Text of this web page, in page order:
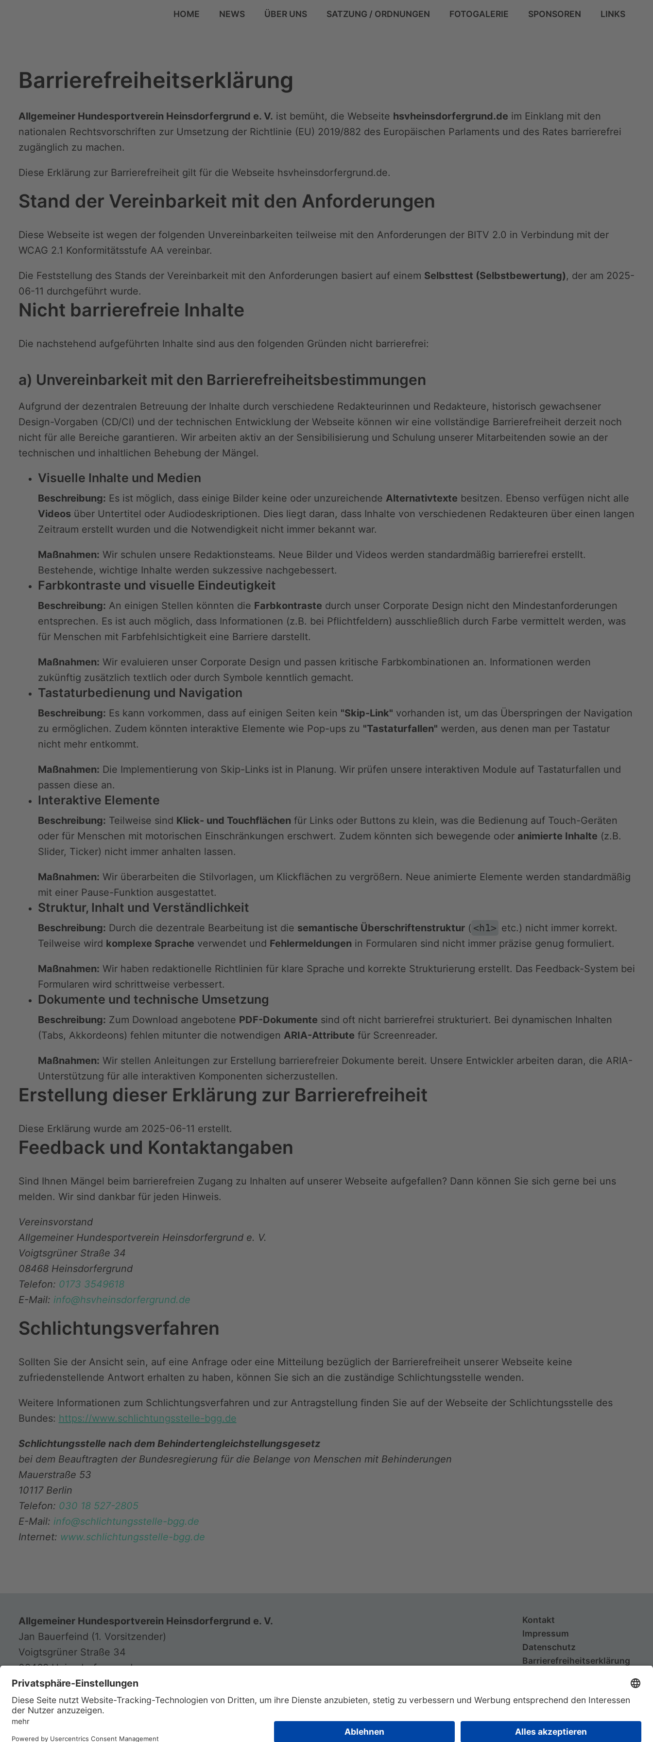
HOME NEWS ÜBER UNS SATZUNG / ORDNUNGEN FOTOGALERIE SPONSOREN LINKS
Allgemeiner Hundesportverein Heinsdorfergrund e.V.
Barrierefreiheitserklärung
Allgemeiner Hundesportverein Heinsdorfergrund e. V. ist bemüht, die Webseite hsvheinsdorfergrund.de im Einklang mit den
nationalen Rechtsvorschriften zur Umsetzung der Richtlinie (EU) 2019/882 des Europäischen Parlaments und des Rates barrierefrei
zugänglich zu machen.
Diese Erklärung zur Barrierefreiheit gilt für die Webseite hsvheinsdorfergrund.de.
Stand der Vereinbarkeit mit den Anforderungen
Diese Webseite ist wegen der folgenden Unvereinbarkeiten teilweise mit den Anforderungen der BITV 2.0 in Verbindung mit der
WCAG 2.1 Konformitätsstufe AA vereinbar.
Die Feststellung des Stands der Vereinbarkeit mit den Anforderungen basiert auf einem Selbsttest (Selbstbewertung), der am 2025-
06-11 durchgeführt wurde.
Nicht barrierefreie Inhalte
Die nachstehend aufgeführten Inhalte sind aus den folgenden Gründen nicht barrierefrei:
a) Unvereinbarkeit mit den Barrierefreiheitsbestimmungen
Aufgrund der dezentralen Betreuung der Inhalte durch verschiedene Redakteurinnen und Redakteure, historisch gewachsener
Design-Vorgaben (CD/CI) und der technischen Entwicklung der Webseite können wir eine vollständige Barrierefreiheit derzeit noch
nicht für alle Bereiche garantieren. Wir arbeiten aktiv an der Sensibilisierung und Schulung unserer Mitarbeitenden sowie an der
technischen und inhaltlichen Behebung der Mängel.
Visuelle Inhalte und Medien
Beschreibung: Es ist möglich, dass einige Bilder keine oder unzureichende Alternativtexte besitzen. Ebenso verfügen nicht alle
Videosüber Untertitel oder Audiodeskriptionen. Dies liegt daran, dass Inhalte von verschiedenen Redakteuren über einen langen
Zeitraum erstellt wurden und die Notwendigkeit nicht immer bekannt war.
Maßnahmen: Wir schulen unsere Redaktionsteams. Neue Bilder und Videos werden standardmäßig barrierefrei erstellt.
Bestehende, wichtige Inhalte werden sukzessive nachgebessert.
Farbkontraste und visuelle Eindeutigkeit
Beschreibung: An einigen Stellen könnten die Farbkontraste durch unser Corporate Design nicht den Mindestanforderungen
entsprechen. Es ist auch möglich, dass Informationen (z.B. bei Pflichtfeldern) ausschließlich durch Farbe vermittelt werden, was
für Menschen mit Farbfehlsichtigkeit eine Barriere darstellt.
Maßnahmen: Wir evaluieren unser Corporate Design und passen kritische Farbkombinationen an. Informationen werden
zukünftig zusätzlich textlich oder durch Symbole kenntlich gemacht.
Tastaturbedienung und Navigation
Beschreibung: Es kann vorkommen, dass auf einigen Seiten kein "Skip-Link" vorhanden ist, um das Überspringen der Navigation
zu ermöglichen. Zudem könnten interaktive Elemente wie Pop-ups zu "Tastaturfallen" werden, aus denen man per Tastatur
nicht mehr entkommt.
Maßnahmen: Die Implementierung von Skip-Links ist in Planung. Wir prüfen unsere interaktiven Module auf Tastaturfallen und
passen diese an.
Interaktive Elemente
Beschreibung: Teilweise sind Klick- und Touchflächen für Links oder Buttons zu klein, was die Bedienung auf Touch-Geräten
oder für Menschen mit motorischen Einschränkungen erschwert. Zudem könnten sich bewegende oder animierte Inhalte (z.B.
Slider, Ticker) nicht immer anhalten lassen.
Maßnahmen: Wir überarbeiten die Stilvorlagen, um Klickflächen zu vergrößern. Neue animierte Elemente werden standardmäßig
mit einer Pause-Funktion ausgestattet.
Struktur, Inhalt und Verständlichkeit
Beschreibung: Durch die dezentrale Bearbeitung ist die semantische Überschriftenstruktur( <h1> etc.) nicht immer korrekt.
Teilweise wird komplexe Sprache verwendet und Fehlermeldungen in Formularen sind nicht immer präzise genug formuliert.
Maßnahmen: Wir haben redaktionelle Richtlinien für klare Sprache und korrekte Strukturierung erstellt. Das Feedback-System bei
Formularen wird schrittweise verbessert.
Dokumente und technische Umsetzung
Beschreibung: Zum Download angebotene PDF-Dokumente sind oft nicht barrierefrei strukturiert. Bei dynamischen Inhalten
(Tabs, Akkordeons) fehlen mitunter die notwendigen ARIA-Attribute für Screenreader.
Maßnahmen: Wir stellen Anleitungen zur Erstellung barrierefreier Dokumente bereit. Unsere Entwickler arbeiten daran, die ARIA-
Unterstützung für alle interaktiven Komponenten sicherzustellen.
Erstellung dieser Erklärung zur Barrierefreiheit
Diese Erklärung wurde am 2025-06-11 erstellt.
Feedback und Kontaktangaben
Sind Ihnen Mängel beim barrierefreien Zugang zu Inhalten auf unserer Webseite aufgefallen? Dann können Sie sich gerne bei uns
melden. Wir sind dankbar für jeden Hinweis.
Vereinsvorstand
Allgemeiner Hundesportverein Heinsdorfergrund e. V.
Voigtsgrüner Straße 34
08468 Heinsdorfergrund
Telefon: 0173 3549618
E-Mail: info@hsvheinsdorfergrund.de
Schlichtungsverfahren
Sollten Sie der Ansicht sein, auf eine Anfrage oder eine Mitteilung bezüglich der Barrierefreiheit unserer Webseite keine
zufriedenstellende Antwort erhalten zu haben, können Sie sich an die zuständige Schlichtungsstelle wenden.
Weitere Informationen zum Schlichtungsverfahren und zur Antragstellung finden Sie auf der Webseite der Schlichtungsstelle des
Bundes: https://www.schlichtungsstelle-bgg.de
Schlichtungsstelle nach dem Behindertengleichstellungsgesetz
bei dem Beauftragten der Bundesregierung für die Belange von Menschen mit Behinderungen
Mauerstraße 53
10117 Berlin
Telefon: 030 18 527-2805
E-Mail: info@schlichtungsstelle-bgg.de
Internet: www.schlichtungsstelle-bgg.de
Allgemeiner Hundesportverein Heinsdorfergrund e. V.
Jan Bauerfeind (1. Vorsitzender)
Voigtsgrüner Straße 34
08468 Heinsdorfergrund
0173 3549618
E-Mail:info@hsvheinsdorfergrund.de
Kontakt
Impressum
Datenschutz
Barrierefreiheitserklärung